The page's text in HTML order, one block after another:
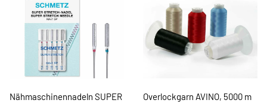
Nähmaschinennadeln SUPER
Overlockgarn AVINO, 5000 m